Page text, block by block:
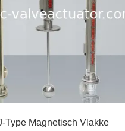
Type Magnetisch Vlakke